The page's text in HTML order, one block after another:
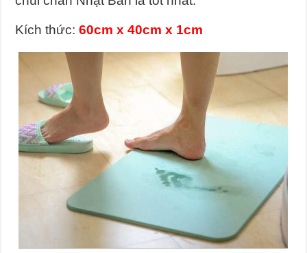
Kích thức:60cm x 40cm x 1cm